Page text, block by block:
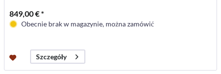
849,00 € *
Obecnie brak w magazynie, można zamówić
Szczegóły